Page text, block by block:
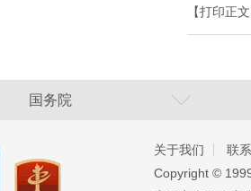
【打印正
国务院
关于我们
联
Copyright ©️